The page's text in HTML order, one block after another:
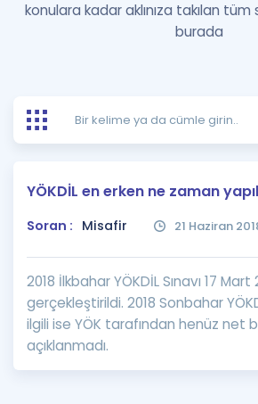
Şifremi
Ücretsiz Kaynaklar
Puan Hesaplama
Rehberlik Aracı
ÖSYM Sınav Takvimi
Kampanyalar
Blog
Blog
İngilizce
Hakkımızda
konulara kadar aklınıza takılan tüm
burada
YÖKDİL en erken ne zaman
Soran : Misafir 21 Haziran
2018 İlkbahar YÖKDİL Sınavı 17
gerçekleştirildi. 2018 Sonbahar
ilgili ise YÖK tarafından henüz net
açıklanmadı.